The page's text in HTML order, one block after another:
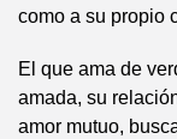
como a su propio
El que ama de
amada, su
amor mutuo,